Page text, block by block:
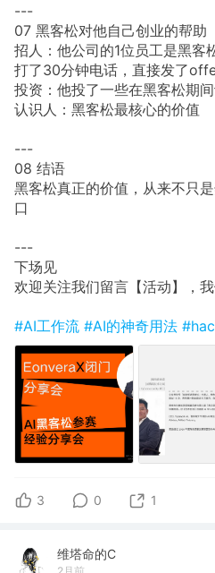
---
07 黑客松对他自己创业的帮助
招人：他公司的1位员工是黑客
打了30分钟电话，直接发了
投资：他投了一些在黑客松期
认识人：黑客松最核心的价值
---
08 结语
黑客松真正的价值，从来不只
口
---
下场见
欢迎关注我们留言【活动】，
#AI工作流 #AI的神奇用法
3 0 1
维塔命的C